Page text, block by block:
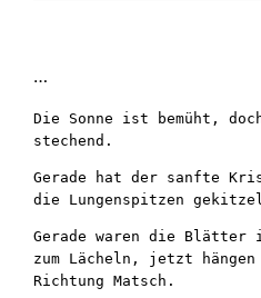
…
Die Sonne ist bemüht,
stechend.
Gerade hat der sanfte
die Lungenspitzen
Gerade waren die Blätter
zum Lächeln, jetzt
Richtung Matsch.